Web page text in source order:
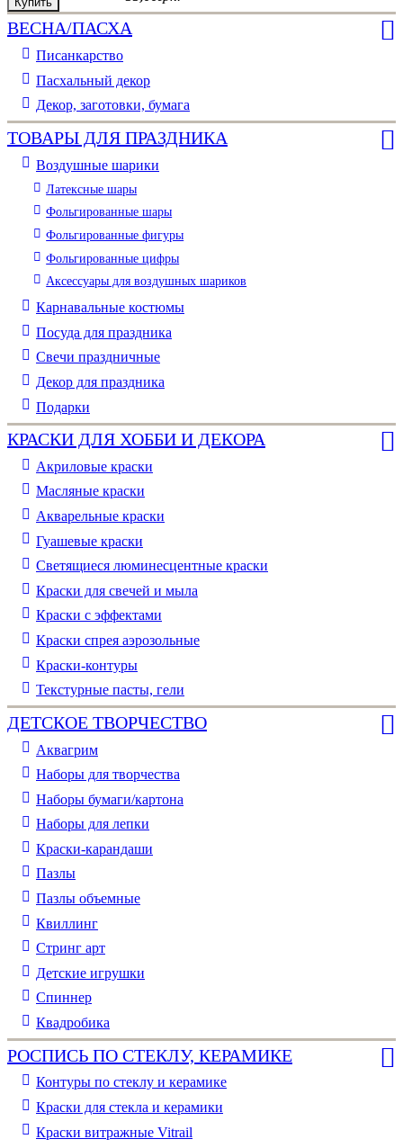
ВЕСНА/ПАСХА
Писанкарство
Пасхальный декор
Декор, заготовки, бумага
ТОВАРЫ ДЛЯ ПРАЗДНИКА
Воздушные шарики
Латексные шары
Фольгированные шары
Фольгированные фигуры
Фольгированные цифры
Аксессуары для воздушных шариков
Карнавальные костюмы
Посуда для праздника
Свечи праздничные
Декор для праздника
Подарки
КРАСКИ ДЛЯ ХОББИ И ДЕКОРА
Акриловые краски
Масляные краски
Акварельные краски
Гуашевые краски
Светящиеся люминесцентные краски
Краски для свечей и мыла
Краски с эффектами
Краски спрея аэрозольные
Краски-контуры
Текстурные пасты, гели
ДЕТСКОЕ ТВОРЧЕСТВО
Аквагрим
Наборы для творчества
Наборы бумаги/картона
Наборы для лепки
Краски-карандаши
Пазлы
Пазлы объемные
Квиллинг
Стринг арт
Детские игрушки
Спиннер
Квадробика
РОСПИСЬ ПО СТЕКЛУ, КЕРАМИКЕ
Контуры по стеклу и керамике
Краски для стекла и керамики
Краски витражные Vitrail